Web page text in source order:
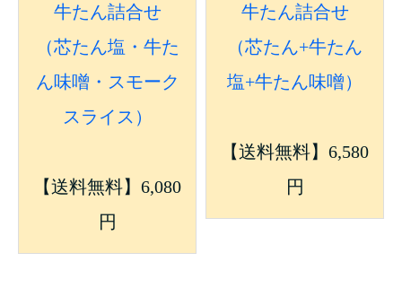
牛たん詰合せ
（芯たん塩・牛た
ん味噌・スモーク
スライス）
【送料無料】6,080
円
牛たん詰合せ
（芯たん+牛たん
塩+牛たん味噌）
【送料無料】6,580
円